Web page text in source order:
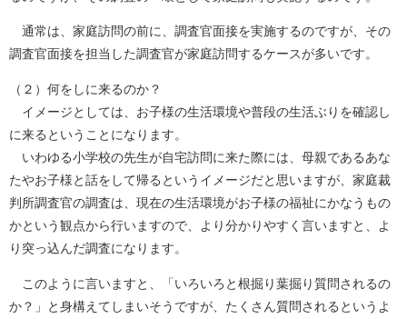
通常は、家庭訪問の前に、調査官面接を実施するのですが、その
調査官面接を担当した調査官が家庭訪問するケースが多いです。
（２）何をしに来るのか？
イメージとしては、お子様の生活環境や普段の生活ぶりを確認し
に来るということになります。
いわゆる小学校の先生が自宅訪問に来た際には、母親であるあな
たやお子様と話をして帰るというイメージだと思いますが、家庭裁
判所調査官の調査は、現在の生活環境がお子様の福祉にかなうもの
かという観点から行いますので、より分かりやすく言いますと、よ
り突っ込んだ調査になります。
このように言いますと、「いろいろと根掘り葉掘り質問されるの
か？」と身構えてしまいそうですが、たくさん質問されるというよ